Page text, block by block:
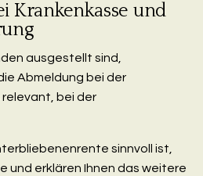
Krankenkasse und
ausgestellt sind,
Abmeldung bei der
relevant, bei der
sinnvoll ist,
und erklären Ihnen das weitere